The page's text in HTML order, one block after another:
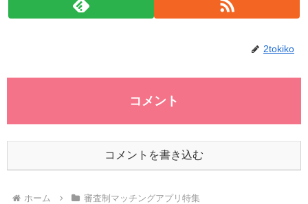
2tokiko
コメント
コメントを書き込む
ホーム 審査制マッチングアプリ特集